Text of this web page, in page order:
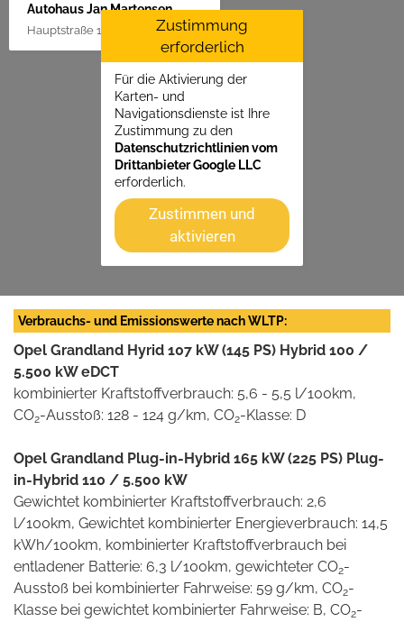
Autohaus Jan Martensen
Hauptstraße 1, 25862 GoldelundZustimmung
erforderlich
Für die Aktivierung der
Karten- und
Navigationsdienste ist Ihre
Zustimmung zu den
Datenschutzrichtlinien vom
Drittanbieter Google LLC
erforderlich.
Zustimmen und
aktivieren
Verbrauchs- und Emissionswerte nach WLTP:
Opel Grandland Hyrid 107 kW (145 PS) Hybrid 100 /
5.500 kW eDCT
kombinierter Kraftstoffverbrauch: 5,6 - 5,5 l/100km,
CO2-Ausstoß: 128 - 124 g/km, CO2-Klasse: D
Opel Grandland Plug-in-Hybrid 165 kW (225 PS) Plug-
in-Hybrid 110 / 5.500 kW
Gewichtet kombinierter Kraftstoffverbrauch: 2,6
l/100km, Gewichtet kombinierter Energieverbrauch: 14,5
kWh/100km, kombinierter Kraftstoffverbrauch bei
entladener Batterie: 6,3 l/100km, gewichteter CO2-
Ausstoß bei kombinierter Fahrweise: 59 g/km, CO2-
Klasse bei gewichtet kombinierter Fahrweise: B, CO2-